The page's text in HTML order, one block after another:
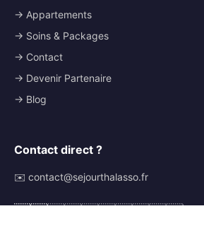
→ Appartements
→ Soins & Packages
→ Contact
→ Devenir Partenaire
→ Blog
Contact direct ?
✉️ contact@sejourthalasso.fr
🇫🇷🇬🇧🇩🇪🇪🇸🇮🇹